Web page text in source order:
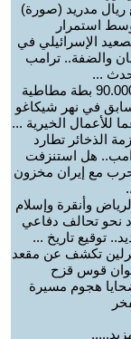
ريال مدريد (صورة)
استمرار
الإسرائيلي في
والضفة.. ترامب
...
90.000 بطة مطاطية
في نهر شيكاغو
للأعمال الخيرية ...
الذخائر تطارد
هل استنزفت
مع إيران مخزون
وأنقرة وإسلام
نحو تحالف دفاعي
توقيع تاريخ ...
تكشف عن مقعد
قوس قزح
هجوم مسيرة